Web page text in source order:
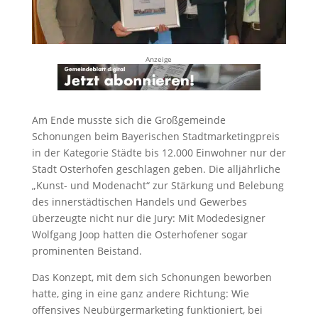
Anzeige
Am Ende musste sich die Großgemeinde
Schonungen beim Bayerischen Stadtmarketingpreis
in der Kategorie Städte bis 12.000 Einwohner nur der
Stadt Osterhofen geschlagen geben. Die alljährliche
„Kunst- und Modenacht“ zur Stärkung und Belebung
des innerstädtischen Handels und Gewerbes
überzeugte nicht nur die Jury: Mit Modedesigner
Wolfgang Joop hatten die Osterhofener sogar
prominenten Beistand.
Das Konzept, mit dem sich Schonungen beworben
hatte, ging in eine ganz andere Richtung: Wie
offensives Neubürgermarketing funktioniert, bei